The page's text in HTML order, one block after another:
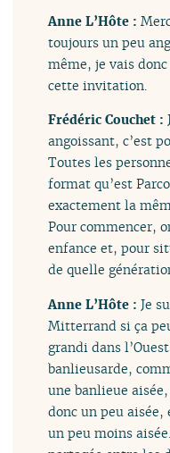
Anne L’Hôte :
toujours un peu
même, je vais
cette invitation.
Frédéric Couchet :
angoissant, c’est
Toutes les
format qu’est
exactement la
Pour commencer,
enfance et, pour
de quelle
Anne L’Hôte :Je
Mitterrand si ça
grandi dans
banlieusarde,
une banlieue
donc un peu aisée,
un peu moins